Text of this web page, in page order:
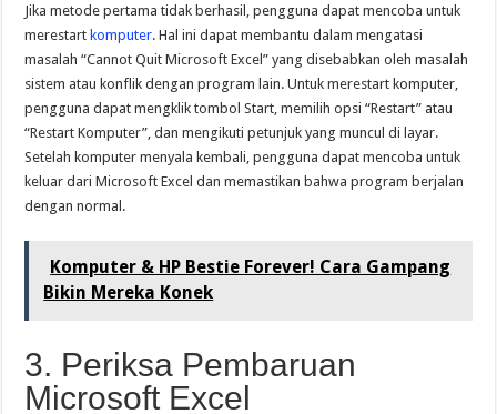
Jika metode pertama tidak berhasil, pengguna dapat mencoba untuk
merestartkomputer. Hal ini dapat membantu dalam mengatasi
masalah “Cannot Quit Microsoft Excel” yang disebabkan oleh masalah
sistem atau konflik dengan program lain. Untuk merestart komputer,
pengguna dapat mengklik tombol Start, memilih opsi “Restart” atau
“Restart Komputer”, dan mengikuti petunjuk yang muncul di layar.
Setelah komputer menyala kembali, pengguna dapat mencoba untuk
keluar dari Microsoft Excel dan memastikan bahwa program berjalan
dengan normal.
Komputer & HP Bestie Forever! Cara Gampang
Bikin Mereka Konek
3. Periksa Pembaruan
Microsoft Excel